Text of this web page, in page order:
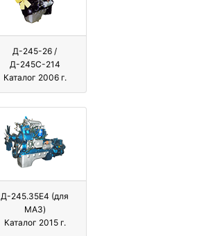
Д-245-26 /
Д-245С-214
Каталог 2006 г.
Д-245.35E4 (для
МАЗ)
Каталог 2015 г.